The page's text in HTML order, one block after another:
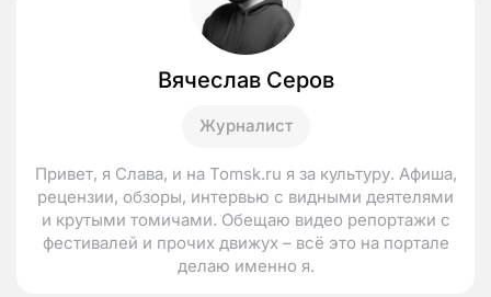
Вячеслав Серов
Журналист
Привет, я Слава, и на Tomsk.ru я за культуру. Афиша,
рецензии, обзоры, интервью с видными деятелями
и крутыми томичами. Обещаю видео репортажи с
фестивалей и прочих движух – всё это на портале
делаю именно я.